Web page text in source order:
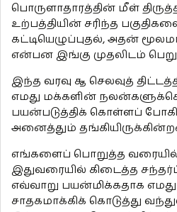
பொருளாதாரத்தின் மீள்
உற்பத்தியின் சரிந்த
கட்டியெழுப்புதல், அதன்
என்பன இங்கு முதலிடம்
இந்த வரவு ௲ செலவுத்
எமது மக்களின்
பயன்படுத்திக் கொள்ளப்
அனைத்தும்
எங்களைப் பொறுத்த
இதுவரையில் கிடைத்த
எவ்வாறு பயன்மிக்கதாக
சாதகமாக்கிக் கொடுத்து